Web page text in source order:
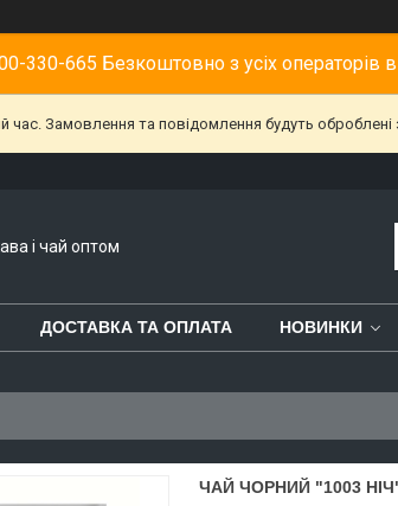
330-665 Безкоштовно з усіх операторів в
час. Замовлення та повідомлення будуть
і чай оптом
ДОСТАВКА ТА ОПЛАТА НОВИНКИ
ЧАЙ ЧОРНИЙ "1003